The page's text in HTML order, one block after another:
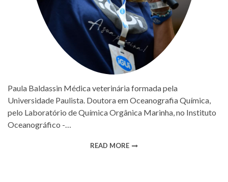
Paula Baldassin Médica veterinária formada pela
Universidade Paulista. Doutora em Oceanografia Química,
pelo Laboratório de Química Orgânica Marinha, no Instituto
Oceanográfico -…
READ MORE